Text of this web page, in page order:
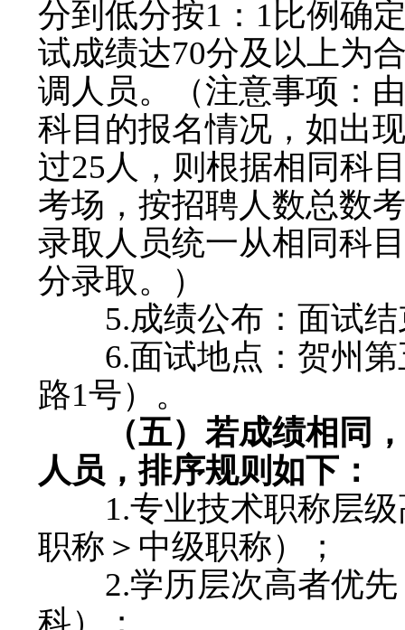
分到低分按1：1比例确
试成绩达70分及以上为
调人员。（注意事项：
科目的报名情况，如出
过25人，则根据相同科
考场，按招聘人数总数
录取人员统一从相同科
分录取。）
5.成绩公布：面试结
6.面试地点：贺州第
路1号）。
（五） 若成绩相同
人员，排序规则如下：
1.专业技术职称层级
职称＞中级职称）；
2.学历层次高者优先
科）；